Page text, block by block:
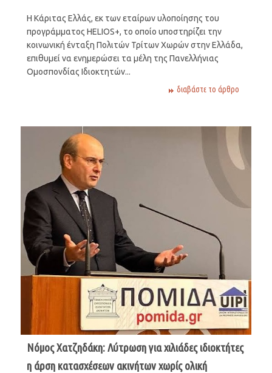
Η Κάριτας Ελλάς, εκ των εταίρων υλοποίησης του
προγράμματος HELIOS+, το οποίο υποστηρίζει την
κοινωνική ένταξη Πολιτών Τρίτων Χωρών στην Ελλάδα,
επιθυμεί να ενημερώσει τα μέλη της Πανελλήνιας
Ομοσπονδίας Ιδιοκτητών...
διαβάστε το άρθρο
Νόμος Χατζηδάκη: Λύτρωση για χιλιάδες ιδιοκτήτες
η άρση κατασχέσεων ακινήτων χωρίς ολική